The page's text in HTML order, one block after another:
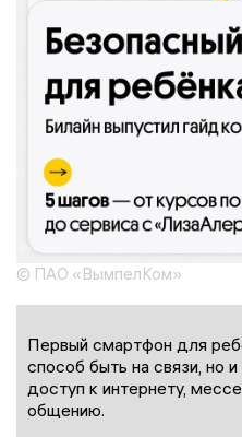
© ПАО «ВымпелКом»
Первый смартфон для
способ быть на связи, но
доступ к интернету,
общению.